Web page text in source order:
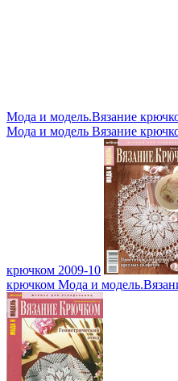
Мода и модель.Вязание
Мода и модель Вязание
крючком 2009-10
крючком Мода и